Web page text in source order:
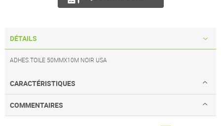
DÉTAILS
ADHES.TOILE 50MMX10M NOIR USA
CARACTÉRISTIQUES
COMMENTAIRES